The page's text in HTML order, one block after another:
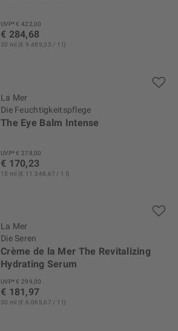
UVP* € 422,00
€ 284,68
30 ml (€ 9.489,33 / 1 l)
La Mer
Die Feuchtigkeitspflege
The Eye Balm Intense
UVP* € 278,00
€ 170,23
15 ml (€ 11.348,67 / 1 l)
La Mer
Die Seren
Crème de la Mer The Revitalizing
Hydrating Serum
UVP* € 299,00
€ 181,97
30 ml (€ 6.065,67 / 1 l)